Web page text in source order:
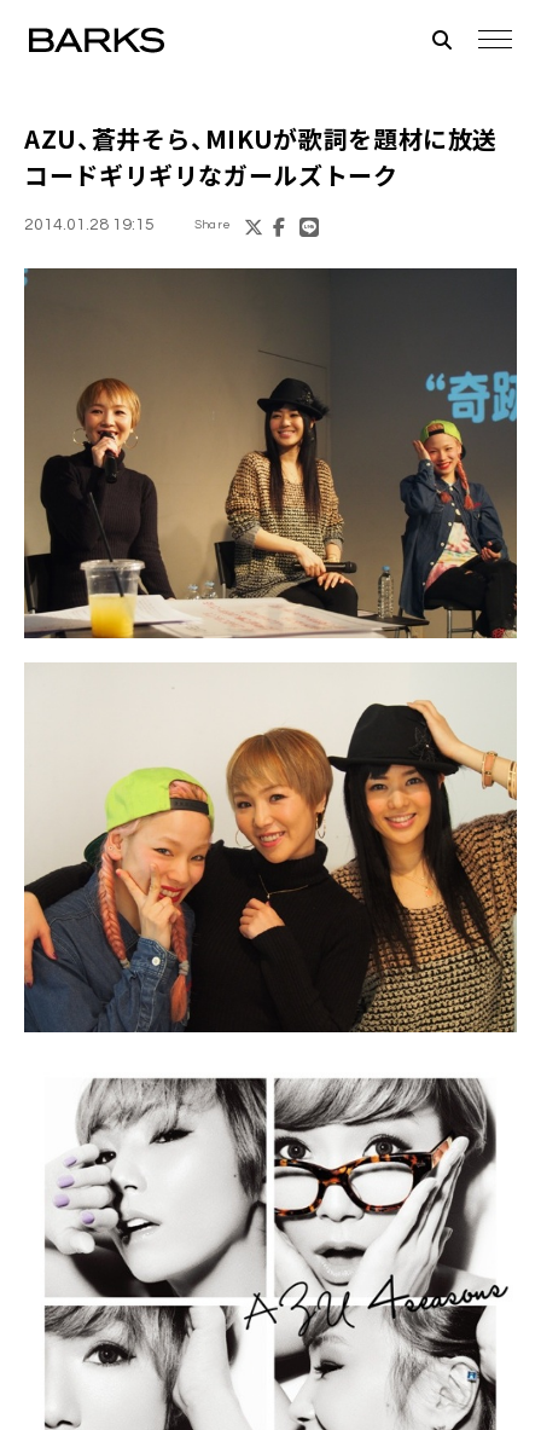
AZU、蒼井そら、 MIKUが歌詞を題材に放送
コードギリギリなガールズトーク
2014.01.28 19:15 Share